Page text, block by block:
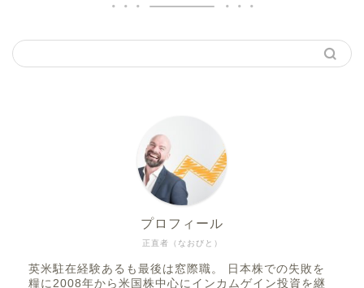
正直者（なおびと）
プロフィール
英米駐在経験あるも最後は窓際職。 日本株での失敗を
糧に2008年から米国株中心にインカムゲイン投資を継